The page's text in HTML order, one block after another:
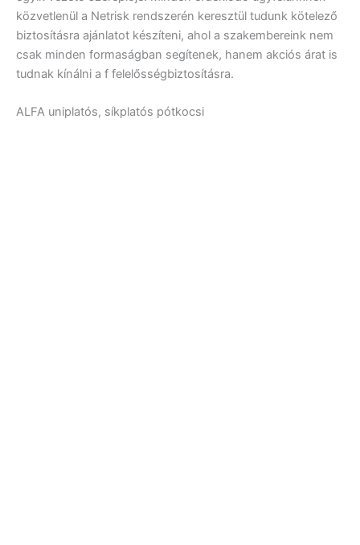
közvetlenül a Netrisk rendszerén keresztül tudunk kötelező
biztosításra ajánlatot készíteni, ahol a szakembereink nem
csak minden formaságban segítenek, hanem akciós árat is
tudnak kínálni a f felelősségbiztosításra.
ALFA uniplatós, síkplatós pótkocsi